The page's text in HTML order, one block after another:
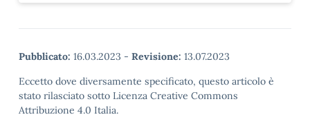
Pubblicato: 16.03.2023 - Revisione: 13.07.2023
Eccetto dove diversamente specificato, questo articolo è
stato rilasciato sotto Licenza Creative Commons
Attribuzione 4.0 Italia.